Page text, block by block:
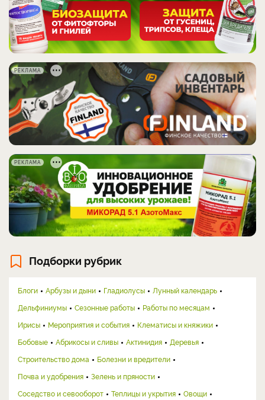
РЕКЛАМА
РЕКЛАМА
Подборки рубрик
Блоги Арбузы и дыни Гладиолусы
Лунный календарь
Дельфиниумы
Сезонные работы
Работы по месяцам
Ирисы
Мероприятия и события
Клематисы и княжики
Бобовые
Абрикосы и сливы Актинидия
Деревья
Строительство дома
Болезни и вредители
Почва и удобрения
Зелень и пряности
Соседство и севооборот
Теплицы и укрытия
Овощи